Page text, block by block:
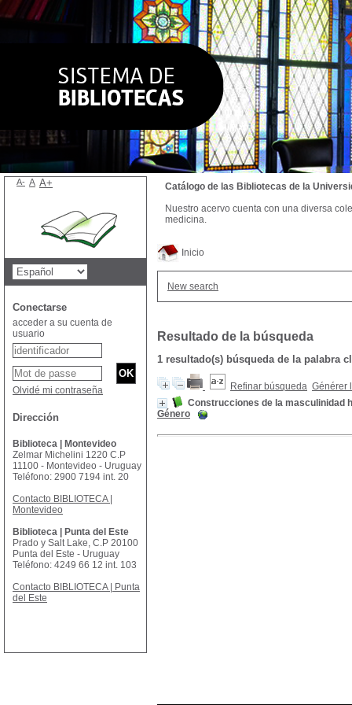
Inicio
New search
Resultado de la búsqueda
1 resultado(s) búsqueda de la palabra
Refinar búsqueda Générer
Construcciones de la masculinidad
Género
Catálogo de las Bibliotecas de la
Nuestro acervo cuenta con una diversa
medicina.
A- A A+
Conectarse
acceder a su cuenta de
usuario
Olvidé mi contraseña
Dirección
Biblioteca | Montevideo
Zelmar Michelini 1220 C.P
11100 - Montevideo - Uruguay
Teléfono: 2900 7194 int. 20
Contacto BIBLIOTECA |
Montevideo
Biblioteca | Punta del Este
Prado y Salt Lake, C.P 20100
Punta del Este - Uruguay
Teléfono: 4249 66 12 int. 103
Contacto BIBLIOTECA | Punta
del Este